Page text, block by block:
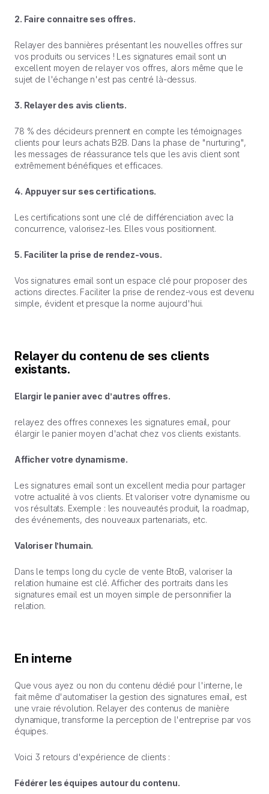
2. Faire connaitre ses offres.
Relayer des bannières présentant les nouvelles offres sur
vos produits ou services ! Les signatures email sont un
excellent moyen de relayer vos offres, alors même que le
sujet de l'échange n'est pas centré là-dessus.
3. Relayer des avis clients.
78 % des décideurs prennent en compte les témoignages
clients pour leurs achats B2B. Dans la phase de "nurturing",
les messages de réassurance tels que les avis client sont
extrêmement bénéfiques et efficaces.
4. Appuyer sur ses certifications.
Les certifications sont une clé de différenciation avec la
concurrence, valorisez-les. Elles vous positionnent.
5. Faciliter la prise de rendez-vous.
Vos signatures email sont un espace clé pour proposer des
actions directes. Faciliter la prise de rendez-vous est devenu
simple, évident et presque la norme aujourd'hui.
Relayer du contenu de ses clients
existants.
Elargir le panier avec d’autres offres.
relayez des offres connexes les signatures email, pour
élargir le panier moyen d'achat chez vos clients existants.
Afficher votre dynamisme.
Les signatures email sont un excellent media pour partager
votre actualité à vos clients. Et valoriser votre dynamisme ou
vos résultats. Exemple : les nouveautés produit, la roadmap,
des événements, des nouveaux partenariats, etc.
Valoriser l’humain.
Dans le temps long du cycle de vente BtoB, valoriser la
relation humaine est clé. Afficher des portraits dans les
signatures email est un moyen simple de personnifier la
relation.
En interne
Que vous ayez ou non du contenu dédié pour l'interne, le
fait même d'automatiser la gestion des signatures email, est
une vraie révolution. Relayer des contenus de manière
dynamique, transforme la perception de l'entreprise par vos
équipes.
Voici 3 retours d'expérience de clients :
Fédérer les équipes autour du contenu.